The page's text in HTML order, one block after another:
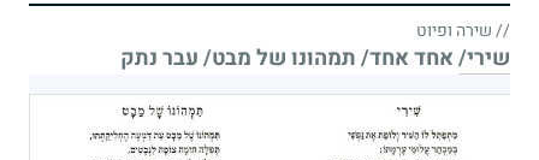
// שירה ופיוט
שירי/ אחד אחד/ תמהונו של מבט/ עבר נתק